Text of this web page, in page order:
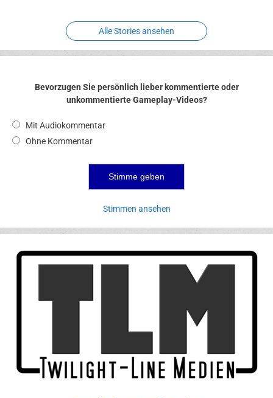
Alle Stories ansehen
Bevorzugen Sie persönlich lieber kommentierte oder
unkommentierte Gameplay-Videos?
Mit Audiokommentar
Ohne Kommentar
Stimmen ansehen